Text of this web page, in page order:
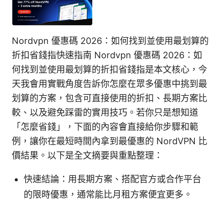
Nordvpn 優惠碼 2026：如何找到並使用最划算的
折扣省錢指快速指南 Nordvpn 優惠碼 2026：如
何找到並使用最划算的折扣省錢指是本文核心，今
天我會用實戰角度告訴你怎麼在眾多優惠中挑到最
划算的方案，包含可直接使用的折扣、長期方案比
較、以及避免踩雷的實用技巧。若你只是想知道
「怎麼省錢」，下面的內容會直接給你步驟和範
例，讓你在最短時間內拿到最優惠的 NordVPN 比
價結果。以下是全文摘要與重點整理：
快速結論：用長期方案、搭配官方或合作平台
的限時優惠，通常能比月租方案便宜更多。